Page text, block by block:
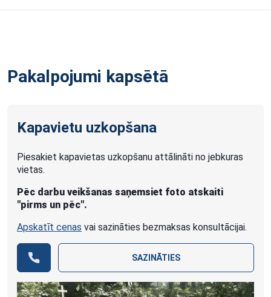
Pakalpojumi kapsētā
Kapavietu uzkopšana
Piesakiet kapavietas uzkopšanu attālināti no jebkuras
vietas.
Pēc darbu veikšanas saņemsiet foto atskaiti
"pirms un pēc".
Apskatīt cenas vai sazināties bezmaksas konsultācijai.
SAZINĀTIES